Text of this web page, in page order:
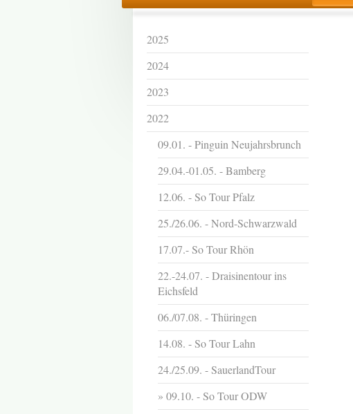
2025
2024
2023
2022
09.01. - Pinguin Neujahrsbrunch
29.04.-01.05. - Bamberg
12.06. - So Tour Pfalz
25./26.06. - Nord-Schwarzwald
17.07.- So Tour Rhön
22.-24.07. - Draisinentour ins
Eichsfeld
06./07.08. - Thüringen
14.08. - So Tour Lahn
24./25.09. - SauerlandTour
09.10. - So Tour ODW